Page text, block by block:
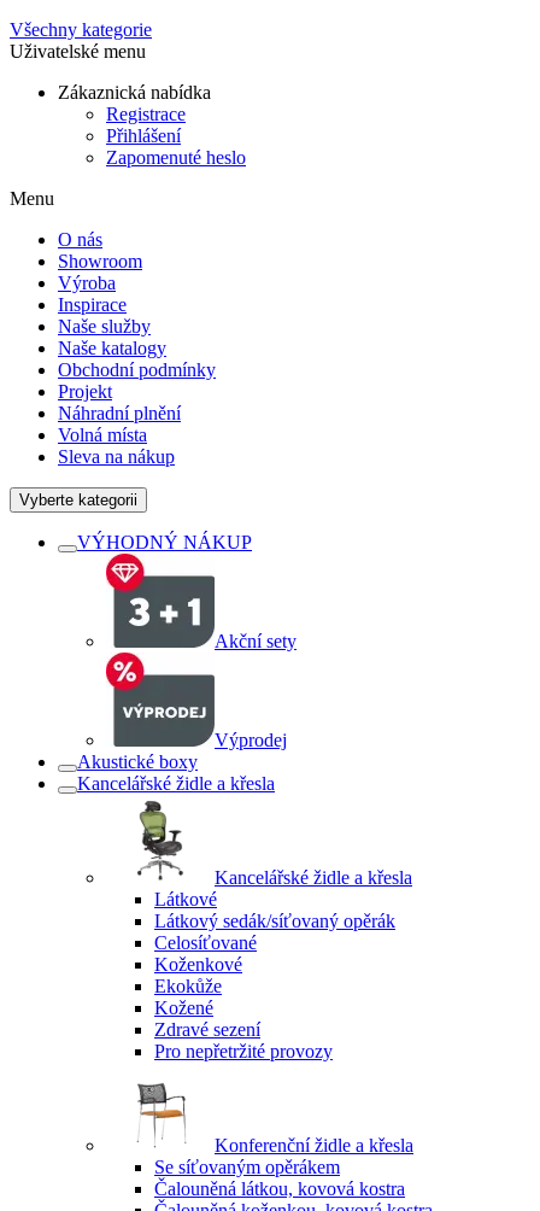
Všechny kategorie
Uživatelské menu
Zákaznická nabídka
Registrace
Přihlášení
Zapomenuté heslo
Menu
O nás
Showroom
Výroba
Inspirace
Naše služby
Naše katalogy
Obchodní podmínky
Projekt
Náhradní plnění
Volná místa
Sleva na nákup
Vyberte kategorii
VÝHODNÝ NÁKUP
Akční sety
Výprodej
Akustické boxy
Kancelářské židle a křesla
Kancelářské židle a křesla
Látkové
Látkový sedák/síťovaný opěrák
Celosíťované
Koženkové
Ekokůže
Kožené
Zdravé sezení
Pro nepřetržité provozy
Konferenční židle a křesla
Se síťovaným opěrákem
Čalouněná látkou, kovová kostra